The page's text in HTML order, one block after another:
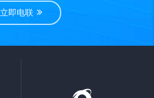
立即电联